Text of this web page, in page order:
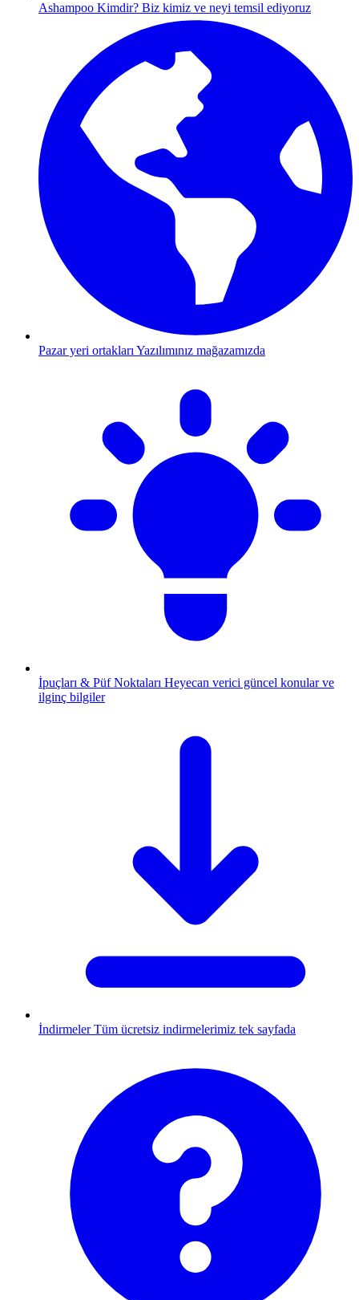
Ashampoo Kimdir? Biz kimiz ve neyi temsil ediyoruz
Pazar yeri ortakları Yazılımınız mağazamızda
İpuçları & Püf Noktaları Heyecan verici güncel konular ve
ilginç bilgiler
İndirmeler Tüm ücretsiz indirmelerimiz tek sayfada